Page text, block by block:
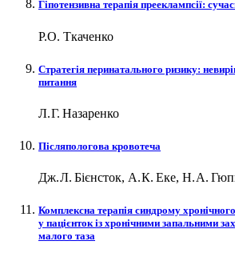
Гіпотензивна терапія прееклампсії:
Р.О. Ткаченко
Стратегія перинатального ризику:
питання
Л. Г. Назаренко
Післяпологова кровотеча
Дж. Л. Бієнсток, А. К. Еке, Н. А.
Комплексна терапія синдрому
у пацієнток із хронічними запальними
малого таза